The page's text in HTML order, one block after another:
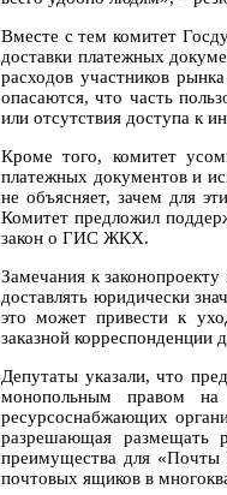
Вместе с тем комитет
доставки платежных
расходов участников
опасаются, что часть
или отсутствия доступа к
Кроме того, комитет
платежных документов и
не объясняет, зачем для
Комитет предложил
закон о ГИС ЖКХ.
Замечания к
доставлять юридически
это может привести к
заказной корреспонденции
Депутаты указали, что
монопольным правом
ресурсоснабжающих
разрешающая размещать
преимущества для «Почты
почтовых ящиков в